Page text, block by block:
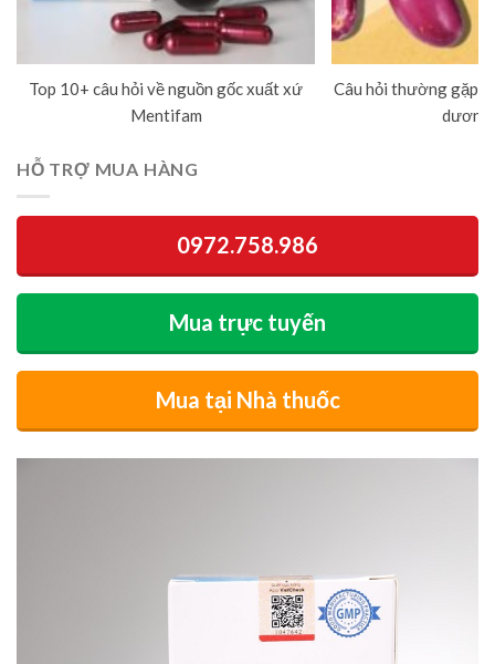
Top 10+ câu hỏi về nguồn gốc xuất xứ
Mentifam
Câu hỏi thường gặp
dương
HỖ TRỢ MUA HÀNG
0972.758.986
Mua trực tuyến
Mua tại Nhà thuốc